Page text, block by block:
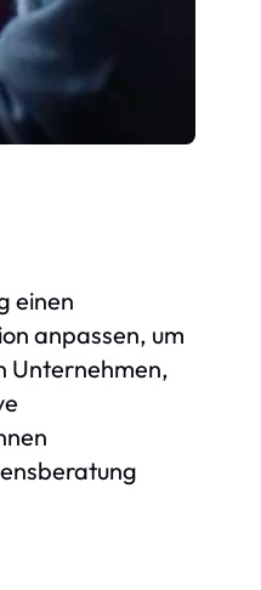
einen
anpassen, um
Unternehmen,